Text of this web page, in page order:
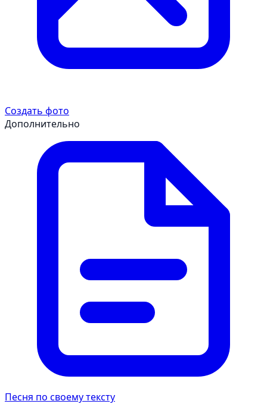
Создать фото
Дополнительно
Песня по своему тексту